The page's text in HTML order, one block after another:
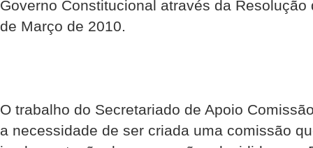
Governo Constitucional através da Resolução
de Março de 2010.
O trabalho do Secretariado de Apoio
a necessidade de ser criada uma comissão